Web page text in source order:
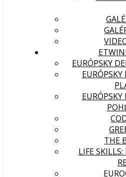
EURÓPSKY
EURÓPSKY
EURÓPSKY
THE
LIFE